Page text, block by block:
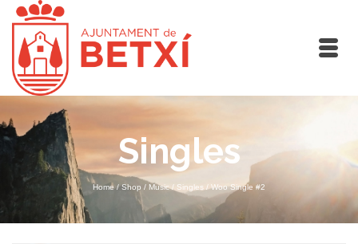
Singles
Home / Shop / Music / Singles / Woo Single #2